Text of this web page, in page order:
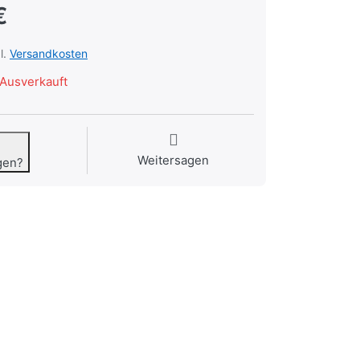
Versandkosten
Ausverkauft
Weitersagen